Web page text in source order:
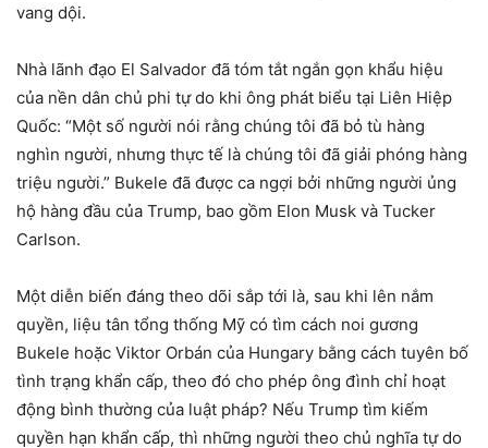
vang dội.
Nhà lãnh đạo El Salvador đã tóm tắt ngắn gọn khẩu hiệu
của nền dân chủ phi tự do khi ông phát biểu tại Liên Hiệp
Quốc: “Một số người nói rằng chúng tôi đã bỏ tù hàng
nghìn người, nhưng thực tế là chúng tôi đã giải phóng hàng
triệu người.” Bukele đã được ca ngợi bởi những người ủng
hộ hàng đầu của Trump, bao gồm Elon Musk và Tucker
Carlson.
Một diễn biến đáng theo dõi sắp tới là, sau khi lên nắm
quyền, liệu tân tổng thống Mỹ có tìm cách noi gương
Bukele hoặc Viktor Orbán của Hungary bằng cách tuyên bố
tình trạng khẩn cấp, theo đó cho phép ông đình chỉ hoạt
động bình thường của luật pháp? Nếu Trump tìm kiếm
quyền hạn khẩn cấp, thì những người theo chủ nghĩa tự do